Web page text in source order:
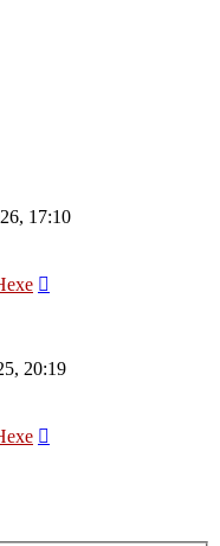
17:10
20:19